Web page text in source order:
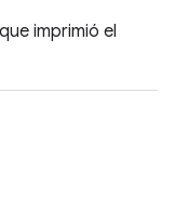
imprimió el